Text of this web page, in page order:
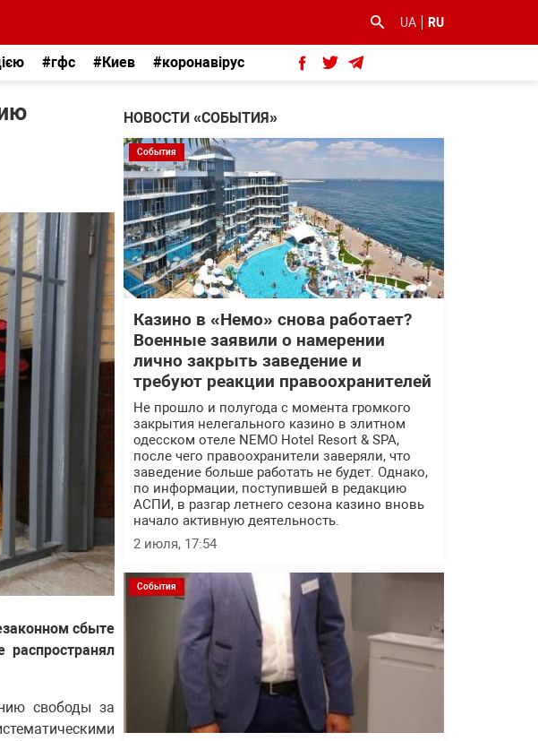
UA RU
#гфс #Киев #коронавірус
сбыте
свободы за
НОВОСТИ «СОБЫТИЯ»
События
Казино в «Немо» снова работает?
Военные заявили о намерении
лично закрыть заведение и
требуют реакции правоохранителей
Не прошло и полугода с момента громкого
закрытия нелегального казино в элитном
одесском отеле NEMO Hotel Resort & SPA,
после чего правоохранители заверяли, что
заведение больше работать не будет. Однако,
по информации, поступившей в редакцию
АСПИ, в разгар летнего сезона казино вновь
начало активную деятельность.
2 июля, 17:54
События